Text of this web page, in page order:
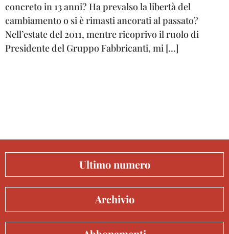
concreto in 13 anni? Ha prevalso la libertà del
cambiamento o si è rimasti ancorati al passato?
Nell’estate del 2011, mentre ricoprivo il ruolo di
Presidente del Gruppo Fabbricanti, mi […]
Ultimo numero
Archivio